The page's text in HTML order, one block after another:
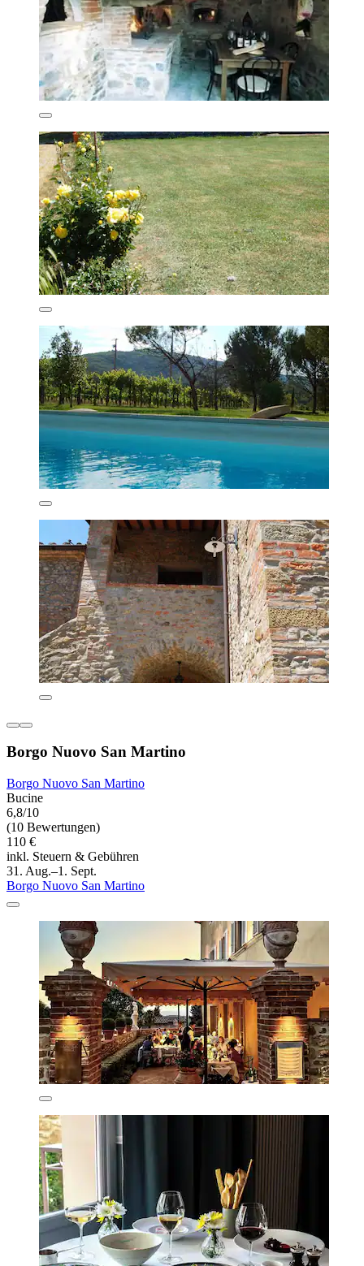
Borgo Nuovo San Martino
Borgo Nuovo San Martino
Bucine
6,8/10
(10 Bewertungen)
110 €
inkl. Steuern & Gebühren
31. Aug.–1. Sept.
Borgo Nuovo San Martino